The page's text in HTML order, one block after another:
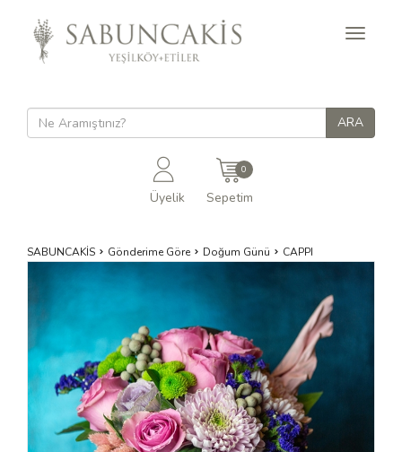
Toggle
Üyelik
0
Sepetim
SABUNCAKİS Gönderime Göre Doğum Günü CAPPI